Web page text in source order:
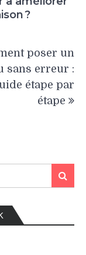
?
poser un
sans erreur :
étape par
étape
Search